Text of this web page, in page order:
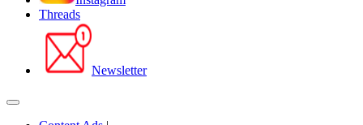
Threads
Newsletter